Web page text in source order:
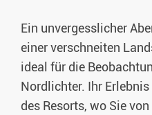
Ein unvergesslicher
einer verschneiten
ideal für die
Nordlichter. Ihr
des Resorts, wo Sie